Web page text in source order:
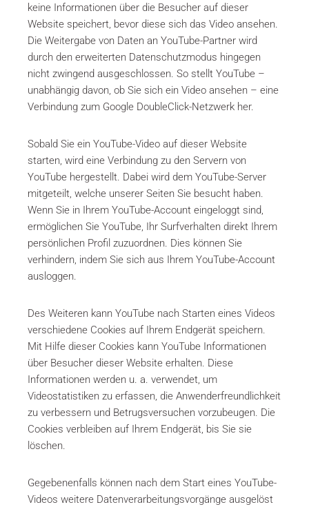
keine Informationen über die Besucher auf dieser
Website speichert, bevor diese sich das Video ansehen.
Die Weitergabe von Daten an YouTube-Partner wird
durch den erweiterten Datenschutzmodus hingegen
nicht zwingend ausgeschlossen. So stellt YouTube –
unabhängig davon, ob Sie sich ein Video ansehen – eine
Verbindung zum Google DoubleClick-Netzwerk her.
Sobald Sie ein YouTube-Video auf dieser Website
starten, wird eine Verbindung zu den Servern von
YouTube hergestellt. Dabei wird dem YouTube-Server
mitgeteilt, welche unserer Seiten Sie besucht haben.
Wenn Sie in Ihrem YouTube-Account eingeloggt sind,
ermöglichen Sie YouTube, Ihr Surfverhalten direkt Ihrem
persönlichen Profil zuzuordnen. Dies können Sie
verhindern, indem Sie sich aus Ihrem YouTube-Account
ausloggen.
Des Weiteren kann YouTube nach Starten eines Videos
verschiedene Cookies auf Ihrem Endgerät speichern.
Mit Hilfe dieser Cookies kann YouTube Informationen
über Besucher dieser Website erhalten. Diese
Informationen werden u. a. verwendet, um
Videostatistiken zu erfassen, die Anwenderfreundlichkeit
zu verbessern und Betrugsversuchen vorzubeugen. Die
Cookies verbleiben auf Ihrem Endgerät, bis Sie sie
löschen.
Gegebenenfalls können nach dem Start eines YouTube-
Videos weitere Datenverarbeitungsvorgänge ausgelöst